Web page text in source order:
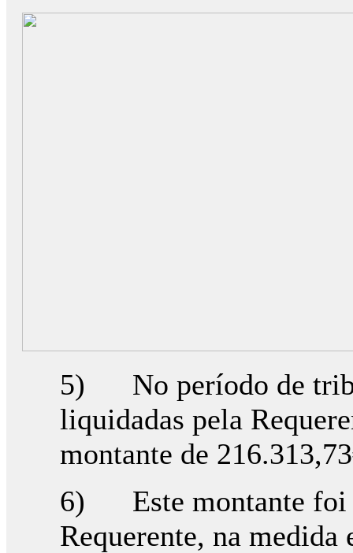
5) No período de
liquidadas pela
montante de
6) Este montante foi
Requerente, na